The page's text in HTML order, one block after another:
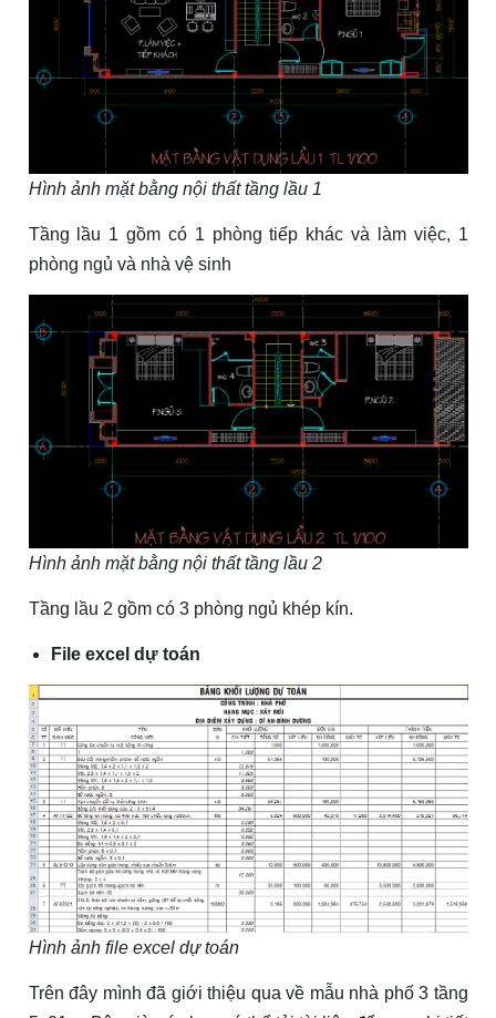
Hình ảnh mặt bằng nội thất tầng lầu 1
Tầng lầu 1 gồm có 1 phòng tiếp khác và làm việc, 1
phòng ngủ và nhà vệ sinh
Hình ảnh mặt bằng nội thất tầng lầu 2
Tầng lầu 2 gồm có 3 phòng ngủ khép kín.
File excel dự toán
Hình ảnh file excel dự toán
Trên đây mình đã giới thiệu qua về mẫu nhà phố 3 tầng